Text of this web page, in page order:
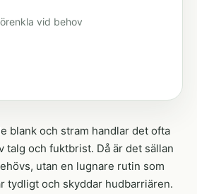
vid behov
blank och stram handlar det ofta
talg och fuktbrist. Då är det sällan
utan en lugnare rutin som
tydligt och skyddar hudbarriären.